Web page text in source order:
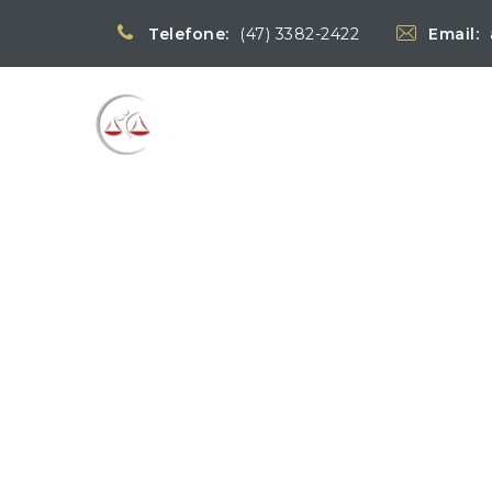
Telefone: (47) 3382-2422 Email: